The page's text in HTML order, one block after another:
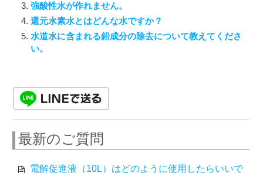
強酸性水が作れません。
還元水素水とはどんな水ですか？
水道水に含まれる鉛成分の除去について教えてくださ
い。
最新のご質問
電解促進液（10L）はどのように使用したらいいで